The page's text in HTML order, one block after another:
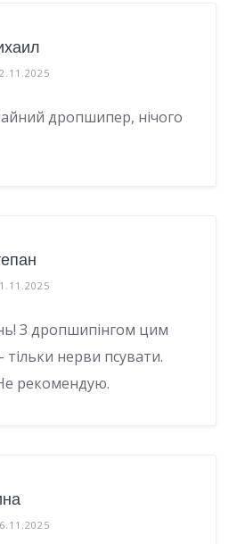
дропшипер, нічого
З дропшипінгом цим
тільки нерви псувати.
рекомендую.